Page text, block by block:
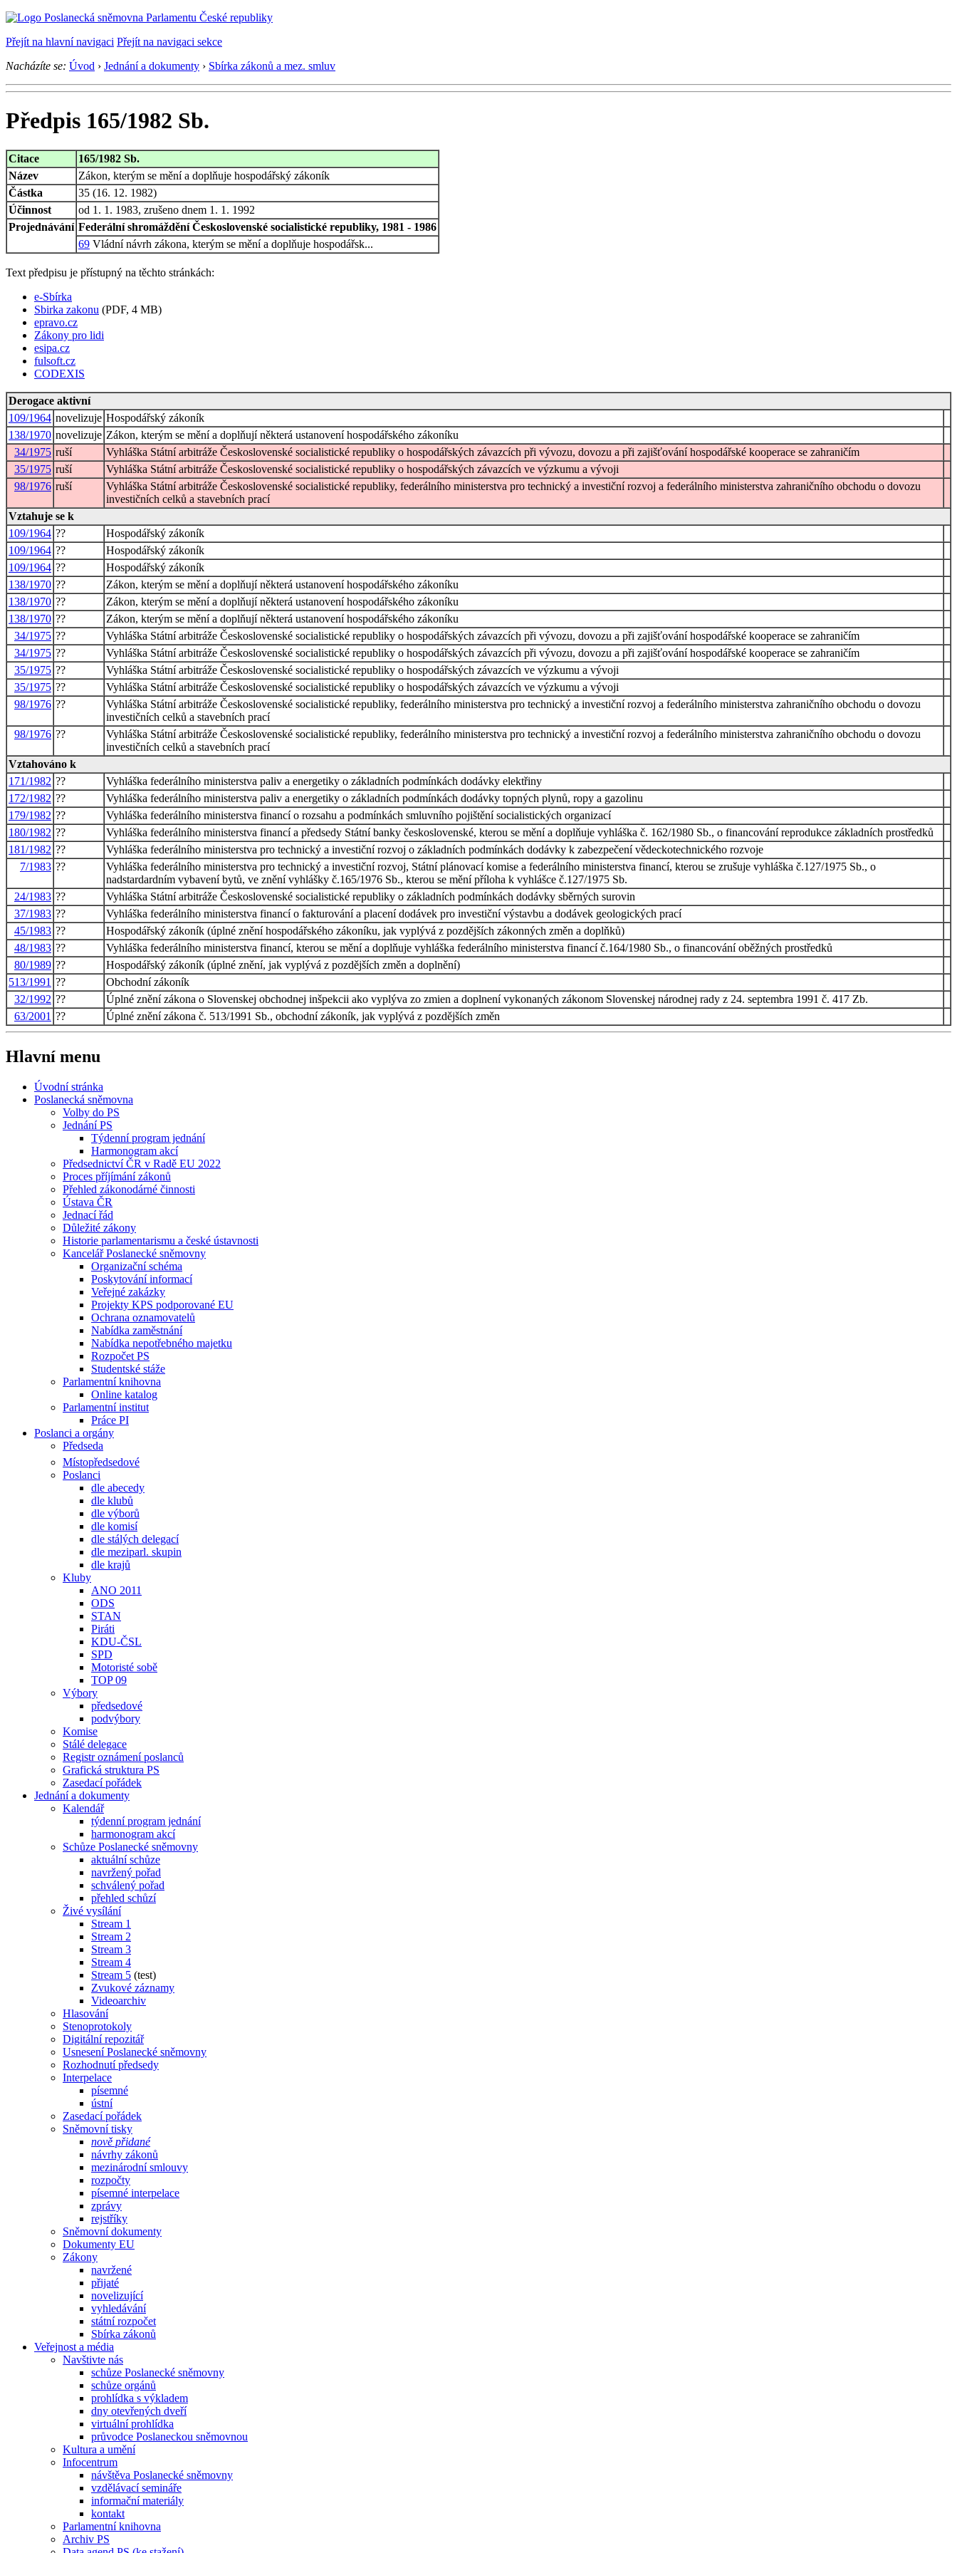
Přejít na hlavní navigaci Přejít na navigaci sekce
Nacházíte se: Úvod › Jednání a dokumenty › Sbírka zákonů a mez. smluv
Předpis 165/1982 Sb.
Citace
165/1982 Sb.
Název
Zákon, kterým se mění a doplňuje hospodářský zákoník
Částka
35 (16. 12. 1982)
Účinnost
od 1. 1. 1983, zrušeno dnem 1. 1. 1992
Projednávání Federální shromáždění Československé socialistické republiky, 1981 - 1986
69 Vládní návrh zákona, kterým se mění a doplňuje hospodářsk...
Text předpisu je přístupný na těchto stránkách:
e-Sbírka
Sbirka zakonu (PDF, 4 MB)
epravo.cz
Zákony pro lidi
esipa.cz
fulsoft.cz
CODEXIS
Derogace aktivní
109/1964 novelizuje Hospodářský zákoník
138/1970 novelizuje Zákon, kterým se mění a doplňují některá ustanovení hospodářského zákoníku
34/1975 ruší
Vyhláška Státní arbitráže Československé socialistické republiky o hospodářských závazcích při vývozu, dovozu a při zajišťování hospodářské kooperace se zahraničím
35/1975 ruší
Vyhláška Státní arbitráže Československé socialistické republiky o hospodářských závazcích ve výzkumu a vývoji
98/1976 ruší
Vyhláška Státní arbitráže Československé socialistické republiky, federálního ministerstva pro technický a investiční rozvoj a federálního ministerstva zahraničního obchodu o dovozu
investičních celků a stavebních prací
Vztahuje se k
109/1964 ??
Hospodářský zákoník
109/1964 ??
Hospodářský zákoník
109/1964 ??
Hospodářský zákoník
138/1970 ??
Zákon, kterým se mění a doplňují některá ustanovení hospodářského zákoníku
138/1970 ??
Zákon, kterým se mění a doplňují některá ustanovení hospodářského zákoníku
138/1970 ??
Zákon, kterým se mění a doplňují některá ustanovení hospodářského zákoníku
34/1975 ??
Vyhláška Státní arbitráže Československé socialistické republiky o hospodářských závazcích při vývozu, dovozu a při zajišťování hospodářské kooperace se zahraničím
34/1975 ??
Vyhláška Státní arbitráže Československé socialistické republiky o hospodářských závazcích při vývozu, dovozu a při zajišťování hospodářské kooperace se zahraničím
35/1975 ??
Vyhláška Státní arbitráže Československé socialistické republiky o hospodářských závazcích ve výzkumu a vývoji
35/1975 ??
Vyhláška Státní arbitráže Československé socialistické republiky o hospodářských závazcích ve výzkumu a vývoji
98/1976 ??
Vyhláška Státní arbitráže Československé socialistické republiky, federálního ministerstva pro technický a investiční rozvoj a federálního ministerstva zahraničního obchodu o dovozu
investičních celků a stavebních prací
98/1976 ??
Vyhláška Státní arbitráže Československé socialistické republiky, federálního ministerstva pro technický a investiční rozvoj a federálního ministerstva zahraničního obchodu o dovozu
investičních celků a stavebních prací
Vztahováno k
171/1982 ??
Vyhláška federálního ministerstva paliv a energetiky o základních podmínkách dodávky elektřiny
172/1982 ??
Vyhláška federálního ministerstva paliv a energetiky o základních podmínkách dodávky topných plynů, ropy a gazolinu
179/1982 ??
Vyhláška federálního ministerstva financí o rozsahu a podmínkách smluvního pojištění socialistických organizací
180/1982 ??
Vyhláška federálního ministerstva financí a předsedy Státní banky československé, kterou se mění a doplňuje vyhláška č. 162/1980 Sb., o financování reprodukce základních prostředků
181/1982 ??
Vyhláška federálního ministerstva pro technický a investiční rozvoj o základních podmínkách dodávky k zabezpečení vědeckotechnického rozvoje
7/1983 ??
Vyhláška federálního ministerstva pro technický a investiční rozvoj, Státní plánovací komise a federálního ministerstva financí, kterou se zrušuje vyhláška č.127/1975 Sb., o
nadstardardním vybavení bytů, ve znění vyhlášky č.165/1976 Sb., kterou se mění příloha k vyhlášce č.127/1975 Sb.
24/1983 ??
Vyhláška Státní arbitráže Československé socialistické republiky o základních podmínkách dodávky sběrných surovin
37/1983 ??
Vyhláška federálního ministerstva financí o fakturování a placení dodávek pro investiční výstavbu a dodávek geologických prací
45/1983 ??
Hospodářský zákoník (úplné znění hospodářského zákoníku, jak vyplývá z pozdějších zákonných změn a doplňků)
48/1983 ??
Vyhláška federálního ministerstva financí, kterou se mění a doplňuje vyhláška federálního ministerstva financí č.164/1980 Sb., o financování oběžných prostředků
80/1989 ??
Hospodářský zákoník (úplné znění, jak vyplývá z pozdějších změn a doplnění)
513/1991 ??
Obchodní zákoník
32/1992 ??
Úplné znění zákona o Slovenskej obchodnej inšpekcii ako vyplýva zo zmien a doplnení vykonaných zákonom Slovenskej národnej rady z 24. septembra 1991 č. 417 Zb.
63/2001 ?? Úplné znění zákona č. 513/1991 Sb., obchodní zákoník, jak vyplývá z pozdějších změn
Hlavní menu
Úvodní stránka
Poslanecká sněmovna
Volby do PS
Jednání PS
Týdenní program jednání
Harmonogram akcí
Předsednictví ČR v Radě EU 2022
Proces příjímání zákonů
Přehled zákonodárné činnosti
Ústava ČR
Jednací řád
Důležité zákony
Historie parlamentarismu a české ústavnosti
Kancelář Poslanecké sněmovny
Organizační schéma
Poskytování informací
Veřejné zakázky
Projekty KPS podporované EU
Ochrana oznamovatelů
Nabídka zaměstnání
Nabídka nepotřebného majetku
Rozpočet PS
Studentské stáže
Parlamentní knihovna
Online katalog
Parlamentní institut
Práce PI
Poslanci a orgány
Předseda
Místopředsedové
Poslanci
dle abecedy
dle klubů
dle výborů
dle komisí
dle stálých delegací
dle meziparl. skupin
dle krajů
Kluby
ANO 2011
ODS
STAN
Piráti
KDU-ČSL
SPD
Motoristé sobě
TOP 09
Výbory
předsedové
podvýbory
Komise
Stálé delegace
Registr oznámení poslanců
Grafická struktura PS
Zasedací pořádek
Jednání a dokumenty
Kalendář
týdenní program jednání
harmonogram akcí
Schůze Poslanecké sněmovny
aktuální schůze
navržený pořad
schválený pořad
přehled schůzí
Živé vysílání
Stream 1
Stream 2
Stream 3
Stream 4
Stream 5 (test)
Zvukové záznamy
Videoarchiv
Hlasování
Stenoprotokoly
Digitální repozitář
Usnesení Poslanecké sněmovny
Rozhodnutí předsedy
Interpelace
písemné
ústní
Zasedací pořádek
Sněmovní tisky
nově přidané
návrhy zákonů
mezinárodní smlouvy
rozpočty
písemné interpelace
zprávy
rejstříky
Sněmovní dokumenty
Dokumenty EU
Zákony
navržené
přijaté
novelizující
vyhledávání
státní rozpočet
Sbírka zákonů
Veřejnost a média
Navštivte nás
schůze Poslanecké sněmovny
schůze orgánů
prohlídka s výkladem
dny otevřených dveří
virtuální prohlídka
průvodce Poslaneckou sněmovnou
Kultura a umění
Infocentrum
návštěva Poslanecké sněmovny
vzdělávací semináře
informační materiály
kontakt
Parlamentní knihovna
Archiv PS